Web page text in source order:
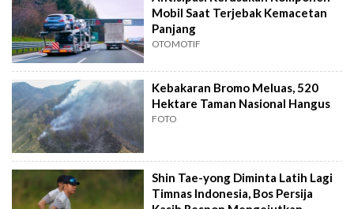
Mobil Saat Terjebak Kemacetan
Panjang
OTOMOTIF
Kebakaran Bromo Meluas, 520
Hektare Taman Nasional Hangus
FOTO
Shin Tae-yong Diminta Latih Lagi
Timnas Indonesia, Bos Persija